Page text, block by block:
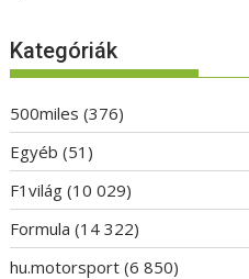
Kategóriák
500miles (376)
Egyéb (51)
F1világ (10 029)
Formula (14 322)
hu.motorsport (6 850)